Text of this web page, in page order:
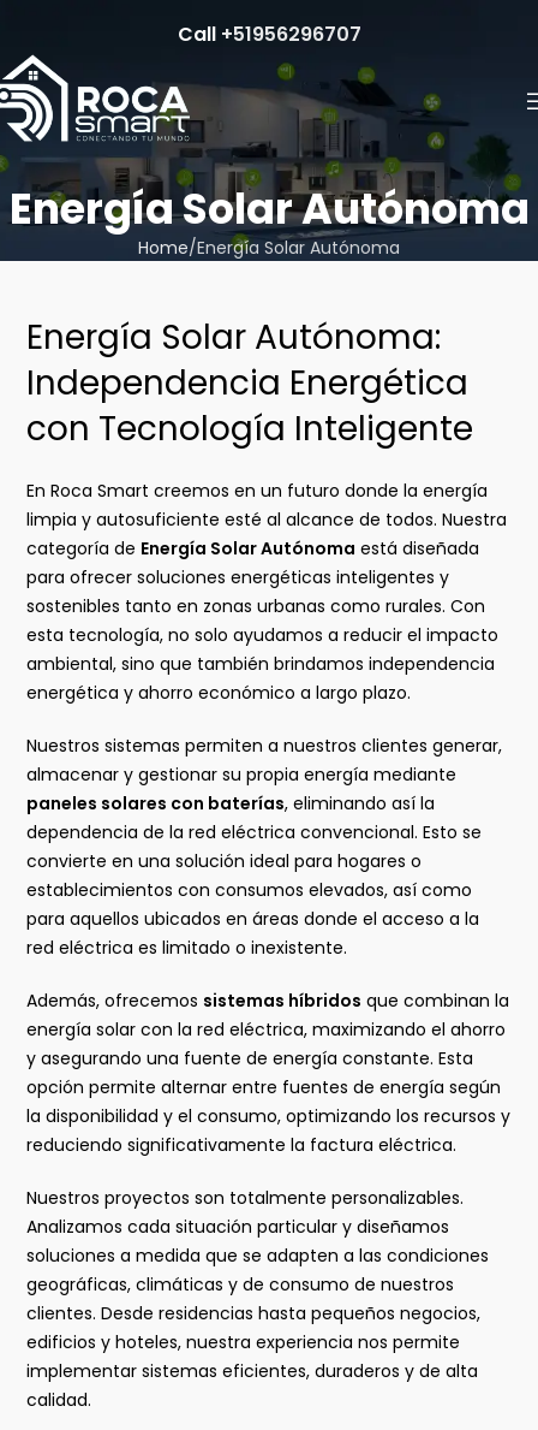
Call +51956296707
Energía Solar Autónoma
Home Energía Solar Autónoma
Energía Solar Autónoma:
Independencia Energética
con Tecnología Inteligente
En Roca Smart creemos en un futuro donde la energía
limpia y autosuficiente esté al alcance de todos. Nuestra
categoría de Energía Solar Autónoma está diseñada
para ofrecer soluciones energéticas inteligentes y
sostenibles tanto en zonas urbanas como rurales. Con
esta tecnología, no solo ayudamos a reducir el impacto
ambiental, sino que también brindamos independencia
energética y ahorro económico a largo plazo.
Nuestros sistemas permiten a nuestros clientes generar,
almacenar y gestionar su propia energía mediante
paneles solares con baterías, eliminando así la
dependencia de la red eléctrica convencional. Esto se
convierte en una solución ideal para hogares o
establecimientos con consumos elevados, así como
para aquellos ubicados en áreas donde el acceso a la
red eléctrica es limitado o inexistente.
Además, ofrecemos sistemas híbridos que combinan la
energía solar con la red eléctrica, maximizando el ahorro
y asegurando una fuente de energía constante. Esta
opción permite alternar entre fuentes de energía según
la disponibilidad y el consumo, optimizando los recursos y
reduciendo significativamente la factura eléctrica.
Nuestros proyectos son totalmente personalizables.
Analizamos cada situación particular y diseñamos
soluciones a medida que se adapten a las condiciones
geográficas, climáticas y de consumo de nuestros
clientes. Desde residencias hasta pequeños negocios,
edificios y hoteles, nuestra experiencia nos permite
implementar sistemas eficientes, duraderos y de alta
calidad.